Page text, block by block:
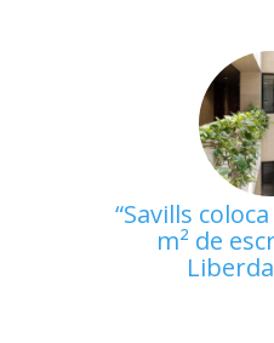
Savills
m² de